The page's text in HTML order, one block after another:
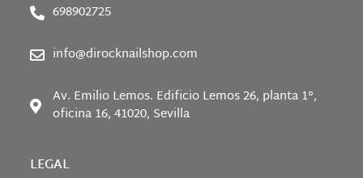
698902725
info@dirocknailshop.com
Av. Emilio Lemos. Edificio Lemos 26, planta 1°,
oficina 16, 41020, Sevilla
LEGAL